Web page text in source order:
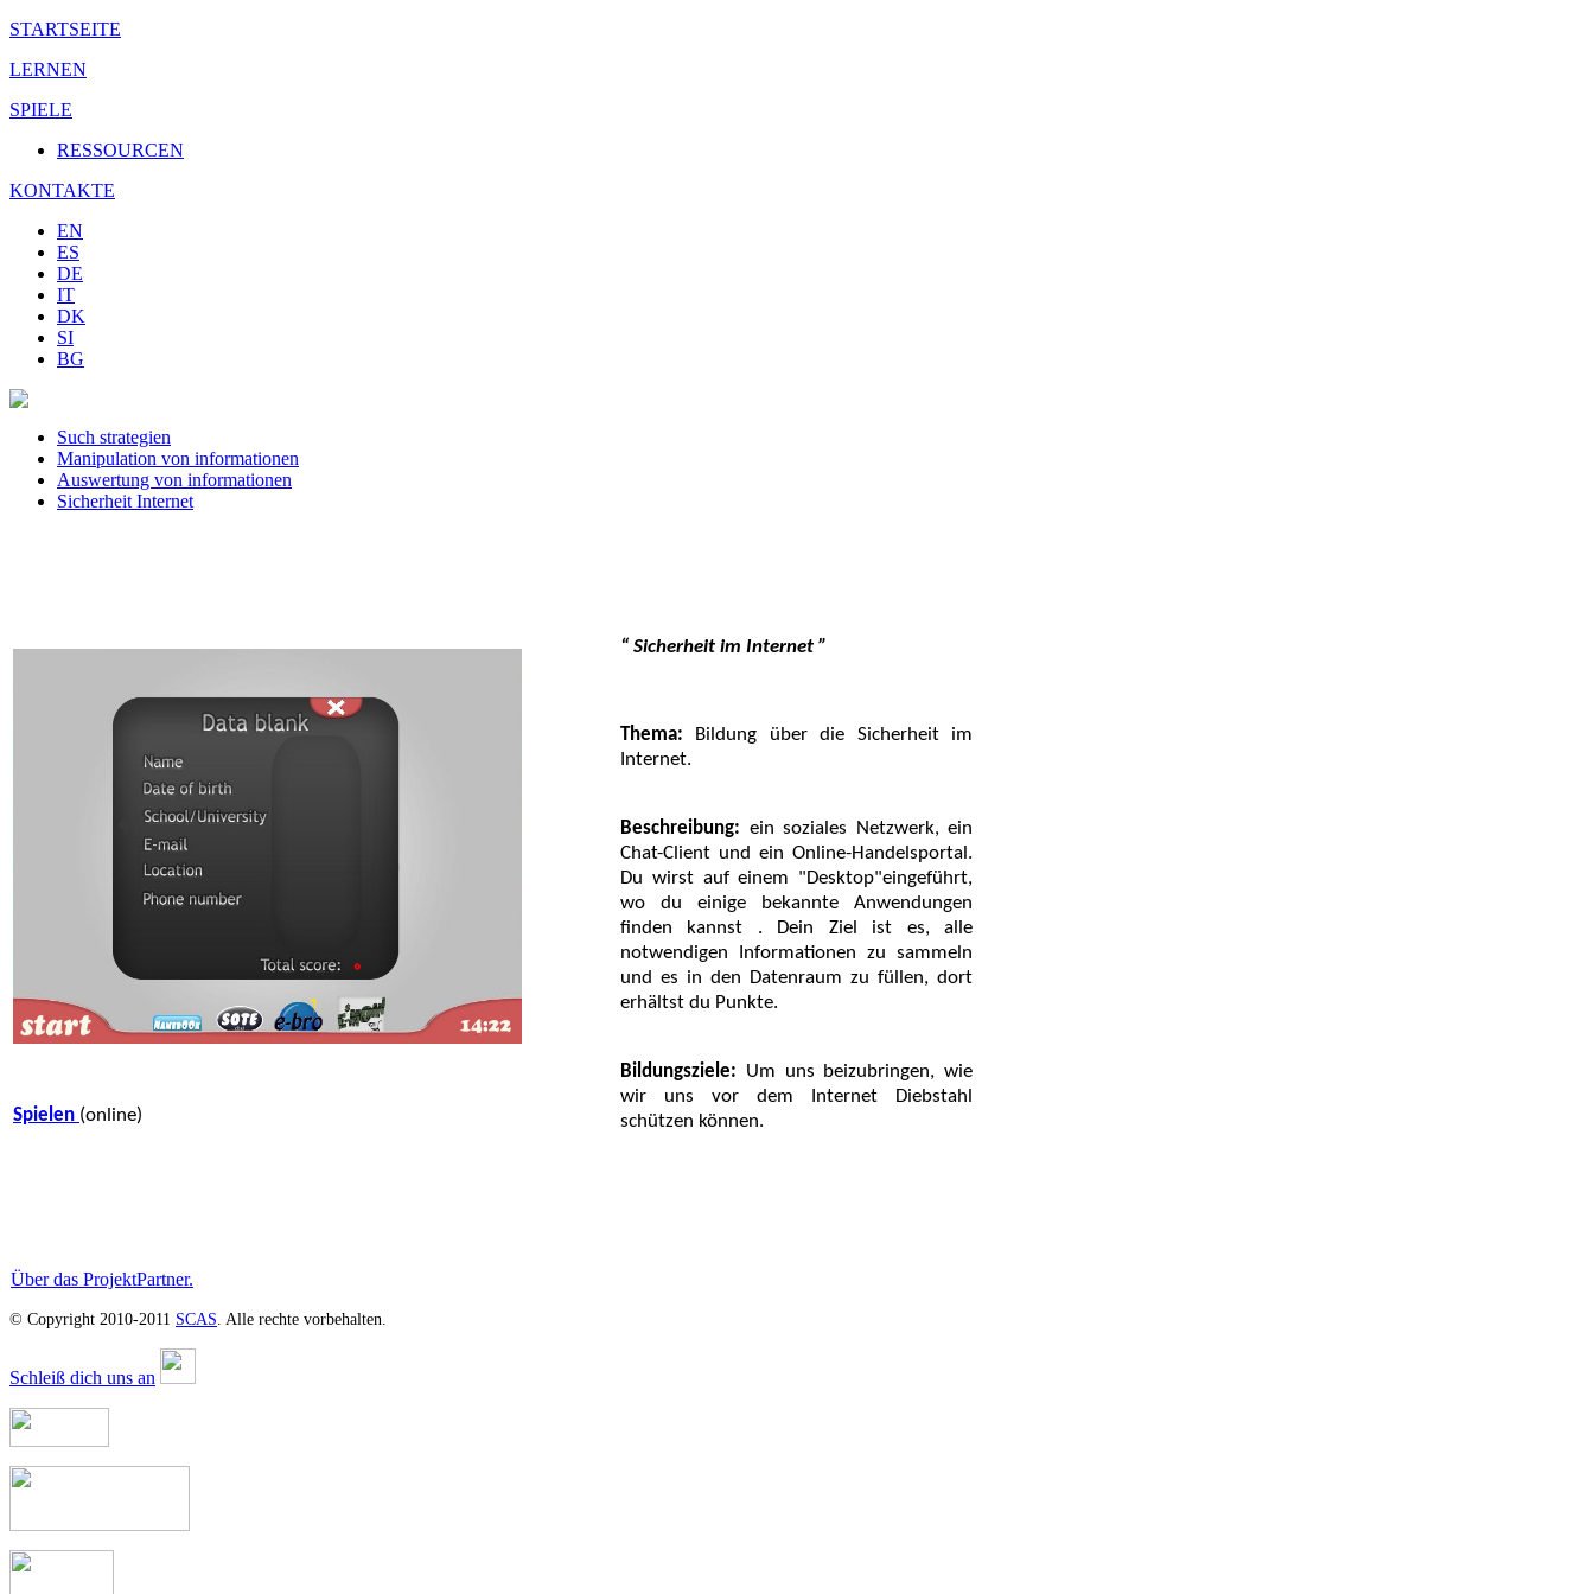
STARTSEITE
LERNEN
SPIELE
RESSOURCEN
KONTAKTE
EN
ES
DE
IT
DK
SI
BG
Such strategien
Manipulation von informationen
Auswertung von informationen
Sicherheit Internet
Spielen (online)
“ Sicherheit im Internet ”
Thema: Bildung über die Sicherheit im
Internet.
Beschreibung: ein soziales Netzwerk, ein
Chat-Client und ein Online-Handelsportal.
Du wirst auf einem "Desktop"eingeführt,
wo du einige bekannte Anwendungen
finden kannst . Dein Ziel ist es, alle
notwendigen Informationen zu sammeln
und es in den Datenraum zu füllen, dort
erhältst du Punkte.
Bildungsziele: Um uns beizubringen, wie
wir uns vor dem Internet Diebstahl
schützen können.
Über das ProjektPartner.
© Copyright 2010-2011 SCAS. Alle rechte vorbehalten.
Schleiß dich uns an